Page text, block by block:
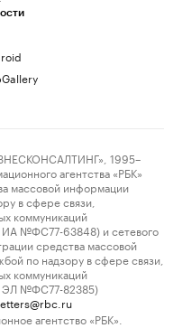
1995–
агентства «РБК»
массовой информации
в сфере связи,
коммуникаций
ИА №ФС77-63848) и сетевого
средства массовой
по надзору в сфере связи,
коммуникаций
ЭЛ №ФС77-82385)
агентство «РБК».